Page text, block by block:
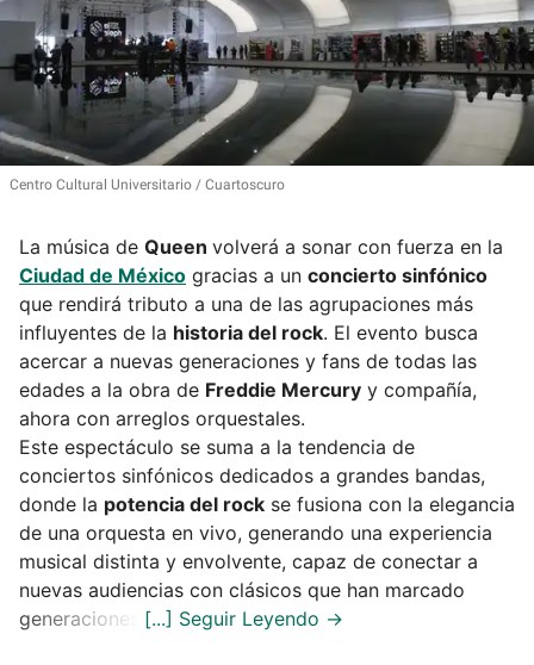
Centro Cultural Universitario Cuartoscuro
La música de Queen volverá a sonar con fuerza en la
Ciudad de México gracias a un concierto sinfónico
que rendirá tributo a una de las agrupaciones más
influyentes de la historia del rock. El evento busca
acercar a nuevas generaciones y fans de todas las
edades a la obra de Freddie Mercury y compañía,
ahora con arreglos orquestales.
Este espectáculo se suma a la tendencia de
conciertos sinfónicos dedicados a grandes bandas,
donde la potencia del rock se fusiona con la elegancia
de una orquesta en vivo, generando una experiencia
musical distinta y envolvente, capaz de conectar a
nuevas audiencias con clásicos que han marcado
generaciones.